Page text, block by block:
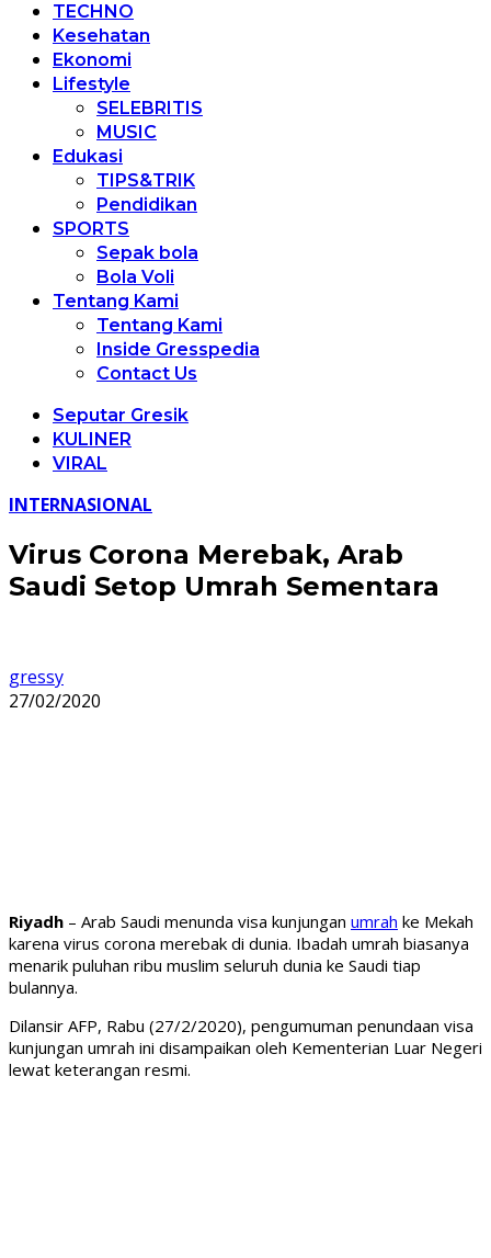
TECHNO
Kesehatan
Ekonomi
Lifestyle
SELEBRITIS
MUSIC
Edukasi
TIPS&TRIK
Pendidikan
SPORTS
Sepak bola
Bola Voli
Tentang Kami
Tentang Kami
Inside Gresspedia
Contact Us
Seputar Gresik
KULINER
VIRAL
INTERNASIONAL
Virus Corona Merebak, Arab
Saudi Setop Umrah Sementara
gressy
27/02/2020
Riyadh – Arab Saudi menunda visa kunjungan umrah ke Mekah
karena virus corona merebak di dunia. Ibadah umrah biasanya
menarik puluhan ribu muslim seluruh dunia ke Saudi tiap
bulannya.
Dilansir AFP, Rabu (27/2/2020), pengumuman penundaan visa
kunjungan umrah ini disampaikan oleh Kementerian Luar Negeri
lewat keterangan resmi.